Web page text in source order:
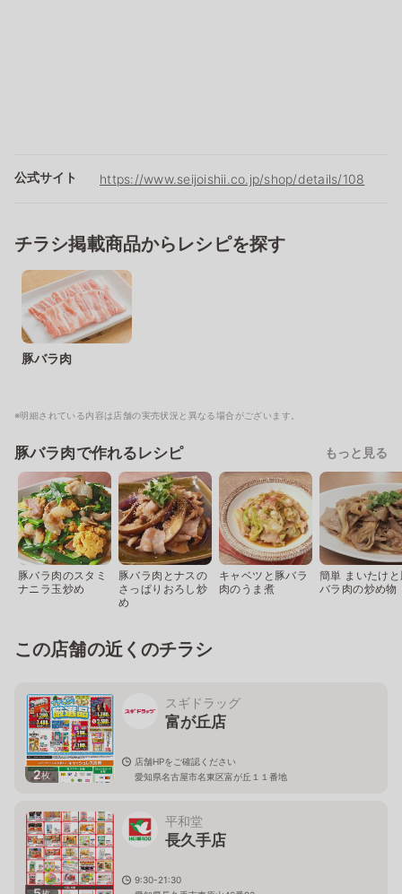
公式サイト https://www.seijoishii.co.jp/shop/details/108
チラシ掲載商品からレシピを探す
豚バラ肉
※明細されている内容は店舗の実売状況と異なる場合がございます。
豚バラ肉で作れるレシピ もっと見る
豚バラ肉のスタミ
ナニラ玉炒め
豚バラ肉とナスの
さっぱりおろし炒
め
キャベツと豚バラ
肉のうま煮
簡単 まいたけ
バラ肉の炒め物
この店舗の近くのチラシ
2枚
スギドラッグ
富が丘店
店舗HPをご確認ください
愛知県名古屋市名東区富が丘１１番地
平和堂
長久手店
9:30-21:30